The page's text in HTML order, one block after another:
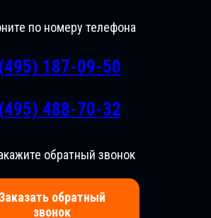
по номеру телефона
187-09-50
488-70-32
обратный звонок
обратный
звонок